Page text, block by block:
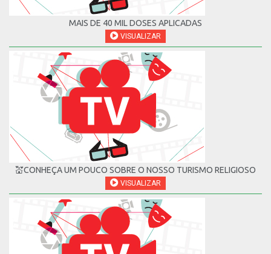
MAIS DE 40 MIL DOSES APLICADAS
VISUALIZAR
💒CONHEÇA UM POUCO SOBRE O NOSSO TURISMO RELIGIOSO
VISUALIZAR